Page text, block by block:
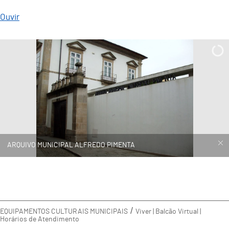
Ouvir
ARQUIVO MUNICIPAL ALFREDO PIMENTA
EQUIPAMENTOS CULTURAIS MUNICIPAIS
Viver | Balcão Virtual |
Horários de Atendimento